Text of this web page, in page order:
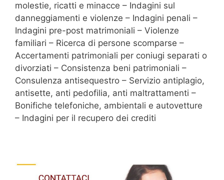
molestie, ricatti e minacce – Indagini sul
danneggiamenti e violenze – Indagini penali –
Indagini pre-post matrimoniali – Violenze
familiari – Ricerca di persone scomparse –
Accertamenti patrimoniali per coniugi separati o
divorziati – Consistenza beni patrimoniali –
Consulenza antisequestro – Servizio antiplagio,
antisette, anti pedofilia, anti maltrattamenti –
Bonifiche telefoniche, ambientali e autovetture
– Indagini per il recupero dei crediti